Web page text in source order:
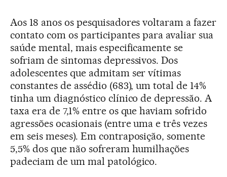
Aos 18 anos os pesquisadores voltaram a fazer
contato com os participantes para avaliar sua
saúde mental, mais especificamente se
sofriam de sintomas depressivos. Dos
adolescentes que admitam ser vítimas
constantes de assédio (683), um total de 14%
tinha um diagnóstico clínico de depressão. A
taxa era de 7,1% entre os que haviam sofrido
agressões ocasionais (entre uma e três vezes
em seis meses). Em contraposição, somente
5,5% dos que não sofreram humilhações
padeciam de um mal patológico.